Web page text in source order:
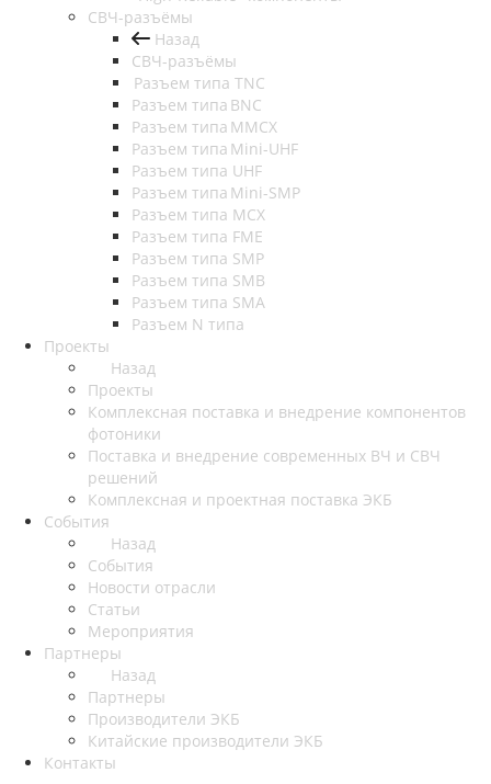
СВЧ-разъёмы
Назад
СВЧ-разъёмы
Разъем типа TNC
Разъем типа BNC
Разъем типа MMCX
Разъем типа Mini-UHF
Разъем типа UHF
Разъем типа Mini-SMP
Разъем типа MCX
Разъем типа FME
Разъем типа SMP
Разъем типа SMB
Разъем типа SMA
Разъем N типа
Проекты
Назад
Проекты
Комплексная поставка и внедрение компонентов
фотоники
Поставка и внедрение современных ВЧ и СВЧ
решений
Комплексная и проектная поставка ЭКБ
События
Назад
События
Новости отрасли
Статьи
Мероприятия
Партнеры
Назад
Партнеры
Производители ЭКБ
Китайские производители ЭКБ
Контакты